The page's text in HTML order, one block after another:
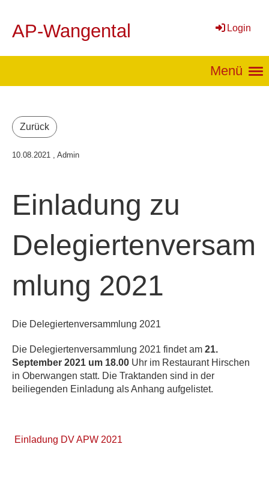
AP-Wangental Login
Menü
Zurück
10.08.2021 , Admin
Einladung zu
Delegiertenversam
mlung 2021
Die Delegiertenversammlung 2021
Die Delegiertenversammlung 2021 findet am 21.
September 2021 um 18.00 Uhr im Restaurant Hirschen
in Oberwangen statt. Die Traktanden sind in der
beiliegenden Einladung als Anhang aufgelistet.
Einladung DV APW 2021